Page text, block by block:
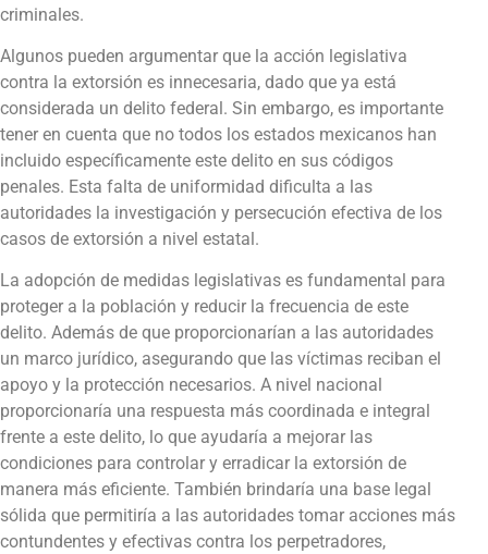
criminales.
Algunos pueden argumentar que la acción legislativa
contra la extorsión es innecesaria, dado que ya está
considerada un delito federal. Sin embargo, es importante
tener en cuenta que no todos los estados mexicanos han
incluido específicamente este delito en sus códigos
penales. Esta falta de uniformidad dificulta a las
autoridades la investigación y persecución efectiva de los
casos de extorsión a nivel estatal.
La adopción de medidas legislativas es fundamental para
proteger a la población y reducir la frecuencia de este
delito. Además de que proporcionarían a las autoridades
un marco jurídico, asegurando que las víctimas reciban el
apoyo y la protección necesarios. A nivel nacional
proporcionaría una respuesta más coordinada e integral
frente a este delito, lo que ayudaría a mejorar las
condiciones para controlar y erradicar la extorsión de
manera más eficiente. También brindaría una base legal
sólida que permitiría a las autoridades tomar acciones más
contundentes y efectivas contra los perpetradores,